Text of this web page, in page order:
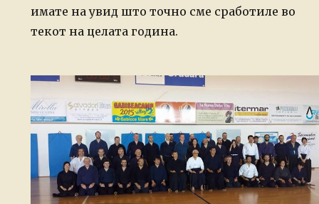
имате на увид што точно сме сработиле во
текот на целата година.